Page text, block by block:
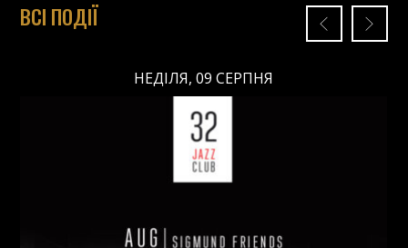
ВСІ ПОДІЇ
НЕДІЛЯ, 09 СЕРПНЯ